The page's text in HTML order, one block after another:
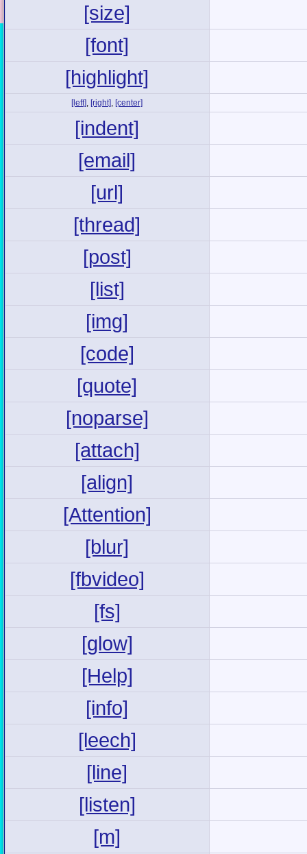
[size]
[font]
[highlight]
[left] ,[right] ,[center]
[indent]
[email]
[url]
[thread]
[post]
[list]
[img]
[code]
[quote]
[noparse]
[attach]
[align]
[Attention]
[blur]
[fbvideo]
[fs]
[glow]
[Help]
[info]
[leech]
[line]
[listen]
[m]